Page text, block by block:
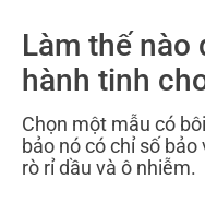
Làm thế nào
hành tinh
Chọn một mẫu có
bảo nó có chỉ số
rò rỉ dầu và ô nhiễm.